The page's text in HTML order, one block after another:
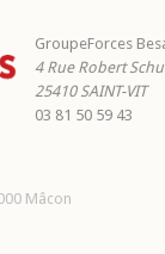
GroupeForces
4 Rue Robert
25410 SAINT-VIT
03 81 50 59 43
Mâcon